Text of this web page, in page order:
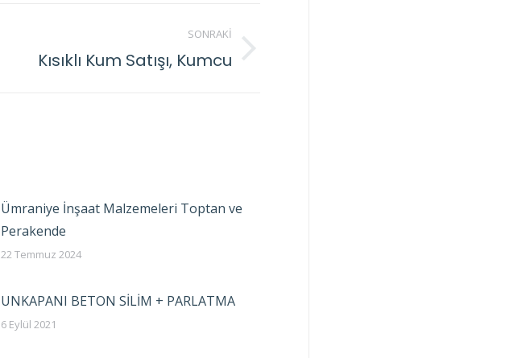
SONRAKI
Kısıklı Kum Satışı, Kumcu
Ümraniye İnşaat Malzemeleri Toptan ve
Perakende
22 Temmuz 2024
UNKAPANI BETON SİLİM + PARLATMA
6 Eylül 2021